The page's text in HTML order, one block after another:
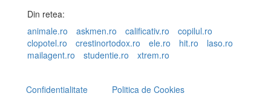
Din retea:
animale.ro
askmen.ro calificativ.ro
copilul.ro
clopotel.ro
crestinortodox.ro ele.ro hit.ro
laso.ro
mailagent.ro
studentie.ro xtrem.ro
Confidentialitate
Politica de Cookies